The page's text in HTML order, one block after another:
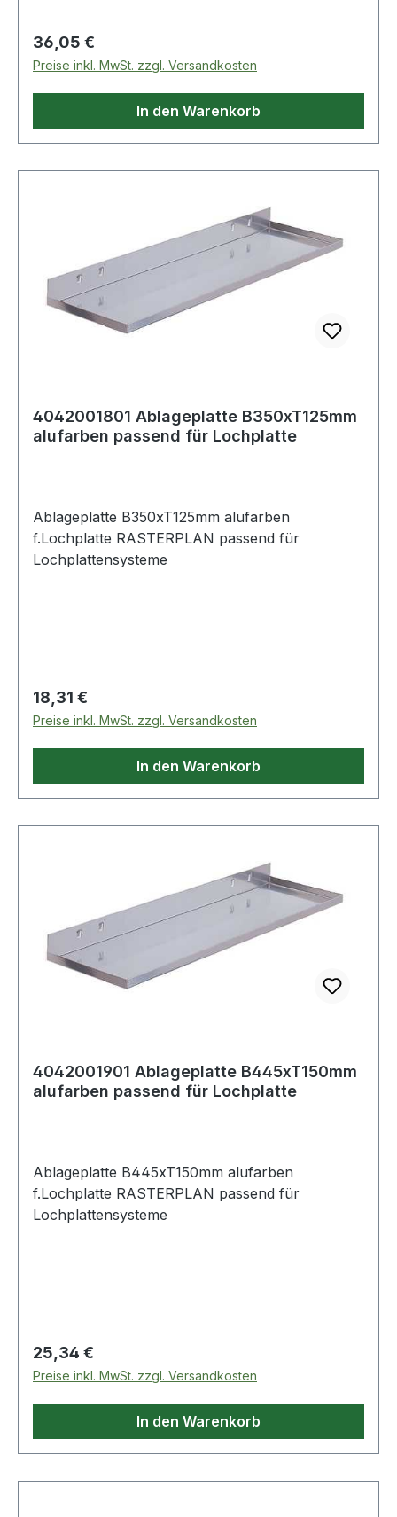
Regulärer Preis:
36,05 €
Preise inkl. MwSt. zzgl. Versandkosten
In den Warenkorb
4042001801 Ablageplatte B350xT125mm
alufarben passend für Lochplatte
Ablageplatte B350xT125mm alufarben
f.Lochplatte RASTERPLAN passend für
Lochplattensysteme
Regulärer Preis:
18,31 €
Preise inkl. MwSt. zzgl. Versandkosten
In den Warenkorb
4042001901 Ablageplatte B445xT150mm
alufarben passend für Lochplatte
Ablageplatte B445xT150mm alufarben
f.Lochplatte RASTERPLAN passend für
Lochplattensysteme
Regulärer Preis:
25,34 €
Preise inkl. MwSt. zzgl. Versandkosten
In den Warenkorb